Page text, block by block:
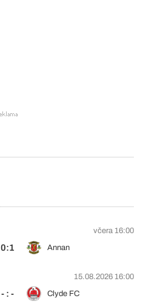
včera 16:00
0:1 Annan
15.08.2026 16:00
- : - Clyde FC